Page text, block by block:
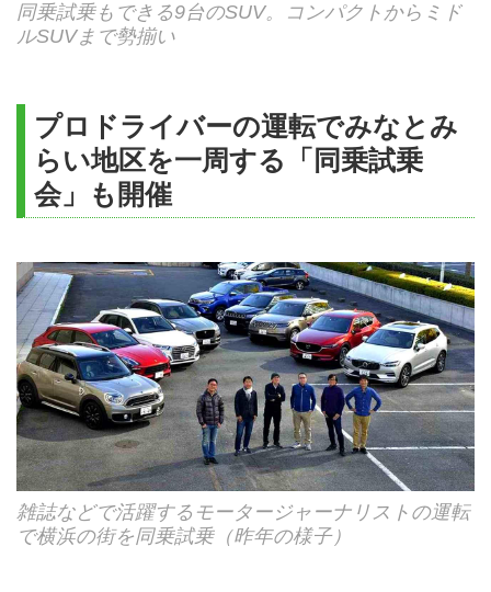
同乗試乗もできる9台のSUV。コンパクトからミド
ルSUVまで勢揃い
プロドライバーの運転でみなとみ
らい地区を一周する「同乗試乗
会」も開催
雑誌などで活躍するモータージャーナリストの運転
で横浜の街を同乗試乗（昨年の様子）